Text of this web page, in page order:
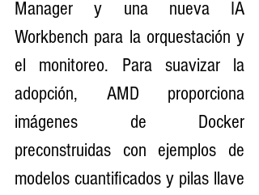
Manager y una nueva IA
Workbench para la orquestación y
el monitoreo. Para suavizar la
adopción, AMD proporciona
imágenes de Docker
preconstruidas con ejemplos de
modelos cuantificados y pilas llave